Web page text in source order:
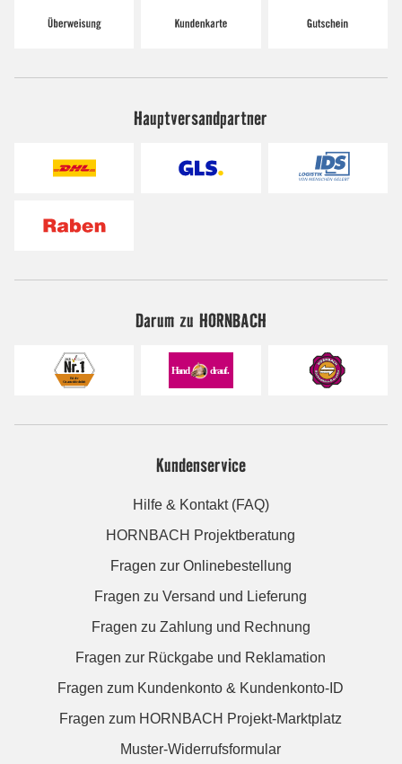
Hauptversandpartner
Darum zu HORNBACH
Kundenservice
Hilfe & Kontakt (FAQ)
HORNBACH Projektberatung
Fragen zur Onlinebestellung
Fragen zu Versand und Lieferung
Fragen zu Zahlung und Rechnung
Fragen zur Rückgabe und Reklamation
Fragen zum Kundenkonto & Kundenkonto-ID
Fragen zum HORNBACH Projekt-Marktplatz
Muster-Widerrufsformular